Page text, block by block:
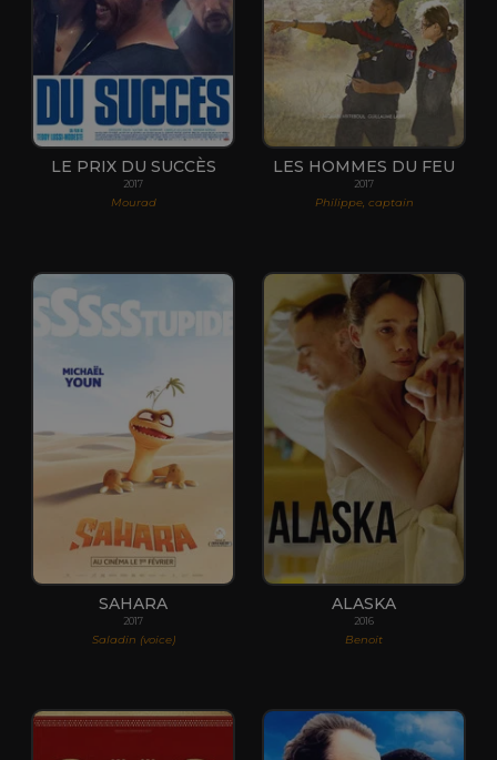
LE PRIX DU SUCCÈS
2017
Mourad
LES HOMMES DU FEU
2017
Philippe, captain
SAHARA
2017
Saladin (voice)
ALASKA
2016
Benoit